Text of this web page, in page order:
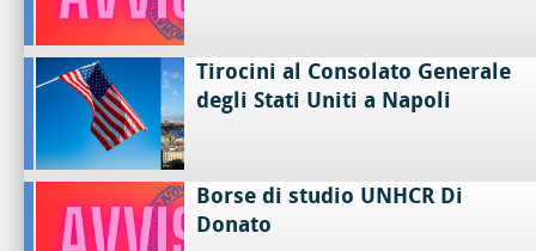
Tirocini al Consolato Generale
degli Stati Uniti a Napoli
Borse di studio UNHCR Di
Donato